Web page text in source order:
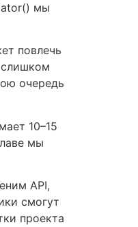
мы
повлечь
слишком
очередь
10–15
мы
API,
смогут
проекта